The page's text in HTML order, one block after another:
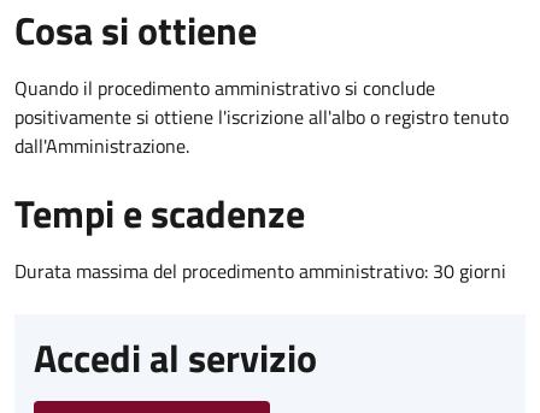
Cosa si ottiene
Quando il procedimento amministrativo si conclude
positivamente si ottiene l'iscrizione all'albo o registro tenuto
dall'Amministrazione.
Tempi e scadenze
Durata massima del procedimento amministrativo: 30 giorni
Accedi al servizio